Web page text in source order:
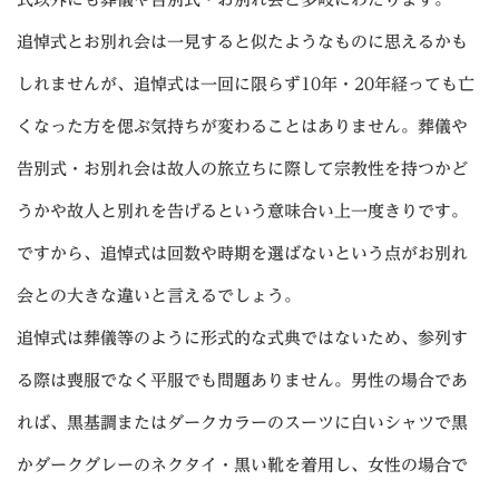
追悼式とお別れ会は一見すると似たようなものに思えるかも
しれませんが、追悼式は一回に限らず10年・20年経っても亡
くなった方を偲ぶ気持ちが変わることはありません。葬儀や
告別式・お別れ会は故人の旅立ちに際して宗教性を持つかど
うかや故人と別れを告げるという意味合い上一度きりです。
ですから、追悼式は回数や時期を選ばないという点がお別れ
会との大きな違いと言えるでしょう。
追悼式は葬儀等のように形式的な式典ではないため、参列す
る際は喪服でなく平服でも問題ありません。男性の場合であ
れば、黒基調またはダークカラーのスーツに白いシャツで黒
かダークグレーのネクタイ・黒い靴を着用し、女性の場合で